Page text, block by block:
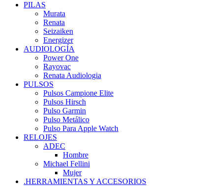
PILAS
Murata
Renata
Seizaiken
Energizer
AUDIOLOGÍA
Power One
Rayovac
Renata Audiologia
PULSOS
Pulsos Campione Elite
Pulsos Hirsch
Pulso Garmin
Pulso Metálico
Pulso Para Apple Watch
RELOJES
ADEC
Hombre
Michael Fellini
Mujer
.HERRAMIENTAS Y ACCESORIOS